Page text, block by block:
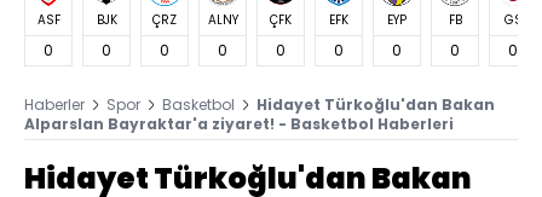
ASF
0
BJK
0
ÇRZ
0
ALNY
0
ÇFK
0
EFK
0
EYP
0
FB
0
GS
0
Haberler Spor Basketbol
Hidayet Türkoğlu'dan Bakan
Alparslan Bayraktar'a ziyaret! - Basketbol Haberleri
Hidayet Türkoğlu'dan Bakan